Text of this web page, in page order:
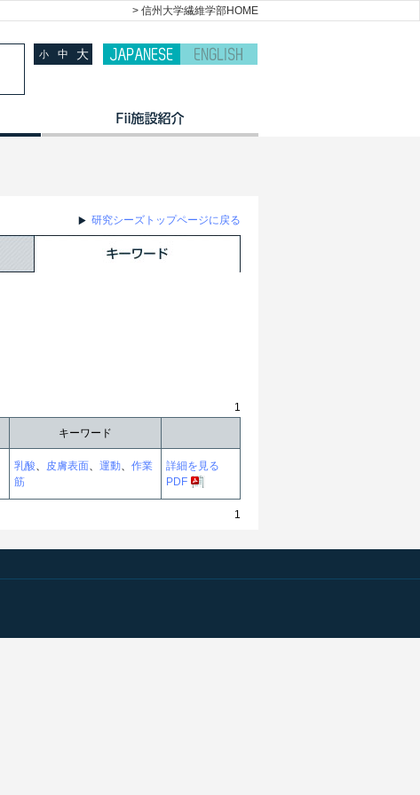
> 信州大学繊維学部HOME
小 中 大
研究シーズトップページに戻る
1
キーワード
乳酸、 皮膚表面、 運動、 作業
筋
詳細を見る
PDF
1